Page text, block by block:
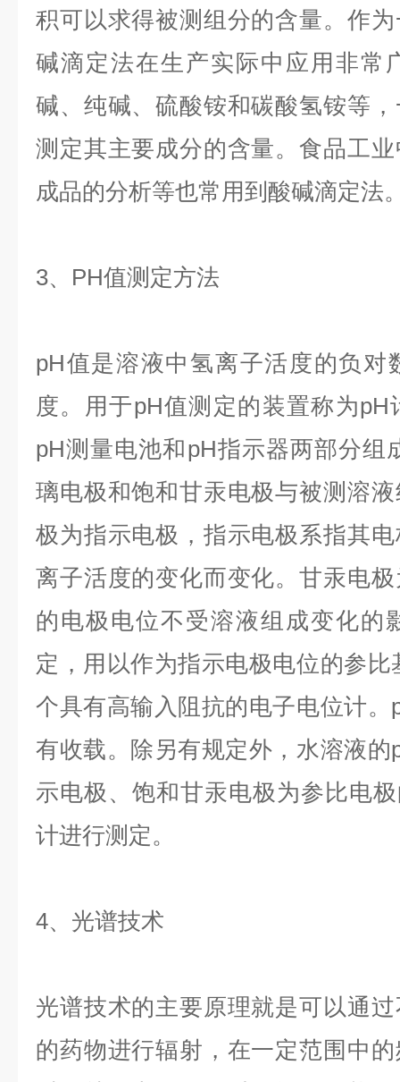
积可以求得被测组分的含量。作
碱滴定法在生产实际中应用非常
碱、纯碱、硫酸铵和碳酸氢铵等
测定其主要成分的含量。食品工
成品的分析等也常用到酸碱滴定法
3、PH值测定方法
pH值是溶液中氢离子活度的负对
度。用于pH值测定的装置称为
pH测量电池和pH指示器两部分组
璃电极和饱和甘汞电极与被测溶
极为指示电极，指示电极系指其
离子活度的变化而变化。甘汞电
的电极电位不受溶液组成变化的
定，用以作为指示电极电位的参
个具有高输入阻抗的电子电位计
有收载。除另有规定外，水溶液
示电极、饱和甘汞电极为参比电
计进行测定。
4、光谱技术
光谱技术的主要原理就是可以通
的药物进行辐射，在一定范围中